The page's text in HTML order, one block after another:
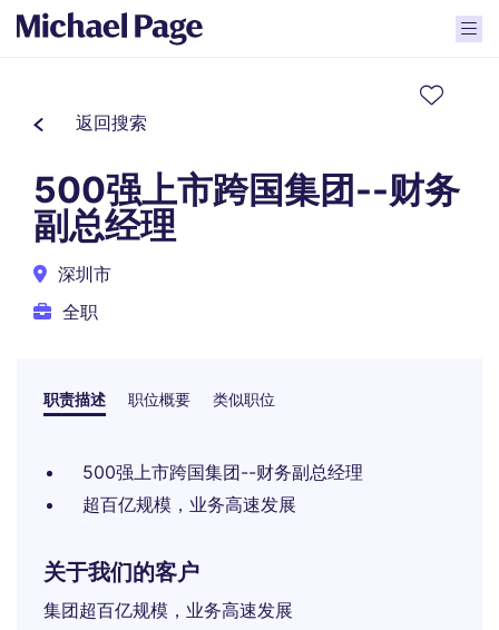
返回搜索
500强上市跨国集团--财务
副总经理
深圳市
全职
职责描述 职位概要 类似职位
500强上市跨国集团--财务副总经理
超百亿规模，业务高速发展
关于我们的客户
集团超百亿规模，业务高速发展